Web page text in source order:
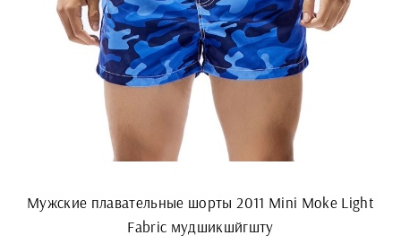
Мужские плавательные шорты 2011 Mini Moke Light
Fabric мудшикшйгшту